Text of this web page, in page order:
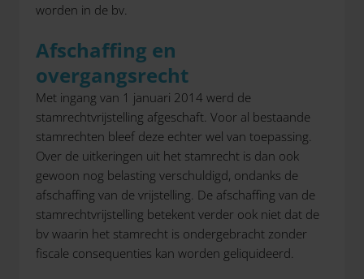
worden in de bv.
Afschaffing en
overgangsrecht
Met ingang van 1 januari 2014 werd de
stamrechtvrijstelling afgeschaft. Voor al bestaande
stamrechten bleef deze echter wel van toepassing.
Over de uitkeringen uit het stamrecht is dan ook
gewoon nog belasting verschuldigd, ondanks de
afschaffing van de vrijstelling. De afschaffing van de
stamrechtvrijstelling betekent verder ook niet dat de
bv waarin het stamrecht is ondergebracht zonder
fiscale consequenties kan worden geliquideerd.